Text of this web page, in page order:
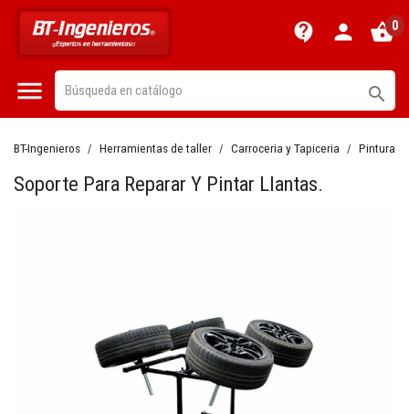
contact_support person shopping_basket0
 
BT-Ingenieros Herramientas de taller Carroceria y Tapiceria Pintura
Soporte Para Reparar Y Pintar Llantas.